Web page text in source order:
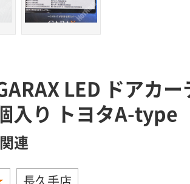
LED ドアカ
入り トヨタA-type
連
長久手店